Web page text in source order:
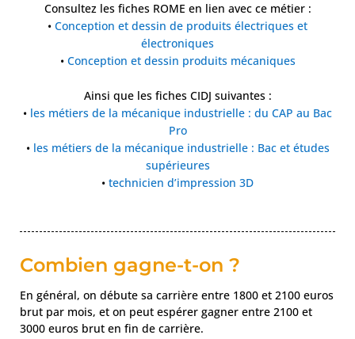
Consultez les fiches ROME en lien avec ce métier :
• Conception et dessin de produits électriques et
électroniques
• Conception et dessin produits mécaniques
Ainsi que les fiches CIDJ suivantes :
• les métiers de la mécanique industrielle : du CAP au Bac
Pro
• les métiers de la mécanique industrielle : Bac et études
supérieures
• technicien d’impression 3D
Combien gagne-t-on ?
En général, on débute sa carrière entre 1800 et 2100 euros
brut par mois, et on peut espérer gagner entre 2100 et
3000 euros brut en fin de carrière.